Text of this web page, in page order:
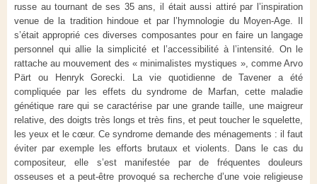
russe au tournant de ses 35 ans, il était aussi attiré par l’inspiration
venue de la tradition hindoue et par l’hymnologie du Moyen-Age. Il
s’était approprié ces diverses composantes pour en faire un langage
personnel qui allie la simplicité et l’accessibilité à l’intensité. On le
rattache au mouvement des « minimalistes mystiques », comme Arvo
Pärt ou Henryk Gorecki. La vie quotidienne de Tavener a été
compliquée par les effets du syndrome de Marfan, cette maladie
génétique rare qui se caractérise par une grande taille, une maigreur
relative, des doigts très longs et très fins, et peut toucher le squelette,
les yeux et le cœur. Ce syndrome demande des ménagements : il faut
éviter par exemple les efforts brutaux et violents. Dans le cas du
compositeur, elle s’est manifestée par de fréquentes douleurs
osseuses et a peut-être provoqué sa recherche d’une voie religieuse